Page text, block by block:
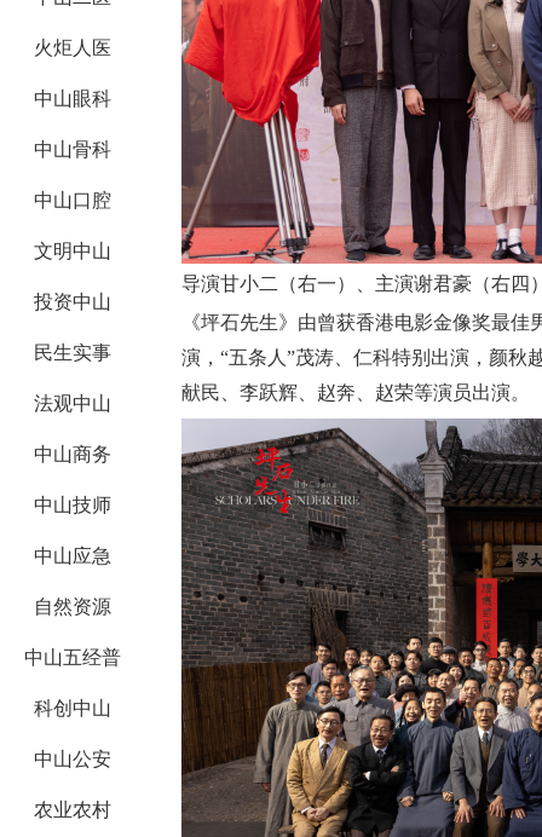
火炬人医
中山眼科
中山骨科
中山口腔
文明中山
投资中山
民生实事
法观中山
中山商务
中山技师
中山应急
自然资源
中山五经普
科创中山
中山公安
农业农村
导演甘小二（右一）、主演谢君豪（右四
《坪石先生》由曾获香港电影金像奖最佳
演， “五条人”茂涛、仁科特别出演，颜秋
献民、李跃辉、赵奔、赵荣等演员出演。